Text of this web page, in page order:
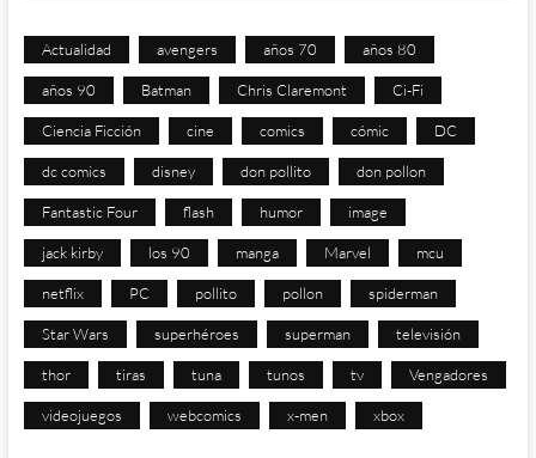
Actualidad avengers años 70 años 80
años 90 Batman Chris Claremont Ci-Fi
Ciencia Ficción cine comics cómic DC
dc comics disney don pollito don pollon
Fantastic Four flash humor image
jack kirby los 90 manga Marvel mcu
netflix PC pollito pollon spiderman
Star Wars superhéroes superman televisión
thor tiras tuna tunos tv Vengadores
videojuegos webcomics x-men xbox